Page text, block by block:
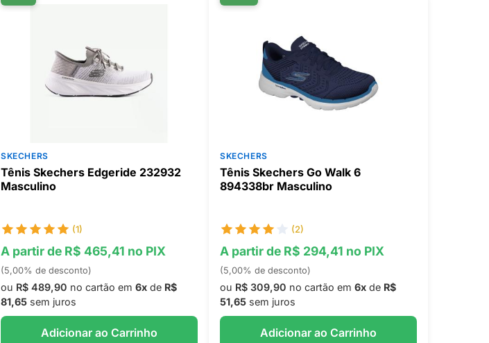
SKECHERS
Tênis Skechers Edgeride 232932
Masculino
(1)
A partir de R$ 465,41 no PIX
(5,00% de desconto)
ou R$ 489,90 no cartão em 6xde R$
81,65sem juros
Adicionar ao Carrinho
SKECHERS
Tênis Skechers Go Walk 6
894338br Masculino
(2)
A partir de R$ 294,41 no PIX
(5,00% de desconto)
ou R$ 309,90 no cartão em 6xde R$
51,65sem juros
Adicionar ao Carrinho